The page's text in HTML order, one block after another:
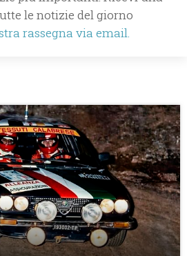
le notizie del giorno
rassegna via email.